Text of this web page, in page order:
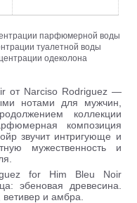
парфюмерной воды
туалетной воды
одеколона
от Narciso Rodriguez —
нотами для мужчин,
коллекции
композиция
звучит интригующе и
мужественность и
for Him Bleu Noir
эбеновая древесина.
и амбра.